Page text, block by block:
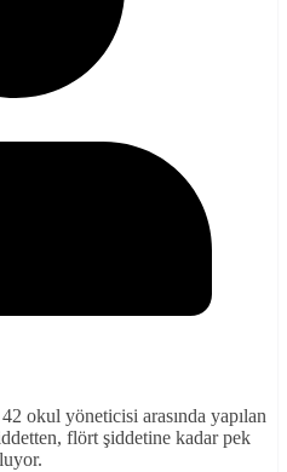
okul yöneticisi arasında yapılan
flört şiddetine kadar pek